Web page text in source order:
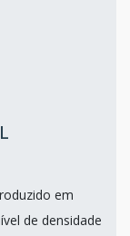
em
de densidade